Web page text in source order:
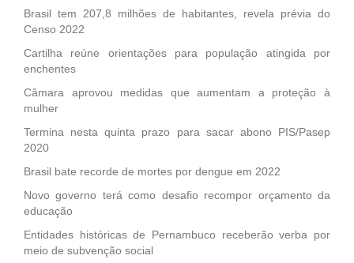
Brasil tem 207,8 milhões de habitantes, revela prévia do
Censo 2022
Cartilha reúne orientações para população atingida por
enchentes
Câmara aprovou medidas que aumentam a proteção à
mulher
Termina nesta quinta prazo para sacar abono PIS/Pasep
2020
Brasil bate recorde de mortes por dengue em 2022
Novo governo terá como desafio recompor orçamento da
educação
Entidades históricas de Pernambuco receberão verba por
meio de subvenção social